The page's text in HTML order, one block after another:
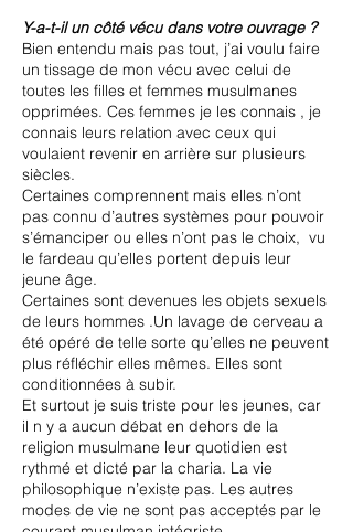
Y-a-t-il un côté vécu dans votre ouvrage ?
Bien entendu mais pas tout, j’ai voulu faire
un tissage de mon vécu avec celui de
toutes les filles et femmes musulmanes
opprimées. Ces femmes je les connais , je
connais leurs relation avec ceux qui
voulaient revenir en arrière sur plusieurs
siècles.
Certaines comprennent mais elles n’ont
pas connu d’autres systèmes pour pouvoir
s’émanciper ou elles n’ont pas le choix, vu
le fardeau qu’elles portent depuis leur
jeune âge.
Certaines sont devenues les objets sexuels
de leurs hommes .Un lavage de cerveau a
été opéré de telle sorte qu’elles ne peuvent
plus réfléchir elles mêmes. Elles sont
conditionnées à subir.
Et surtout je suis triste pour les jeunes, car
il n y a aucun débat en dehors de la
religion musulmane leur quotidien est
rythmé et dicté par la charia. La vie
philosophique n’existe pas. Les autres
modes de vie ne sont pas acceptés par le